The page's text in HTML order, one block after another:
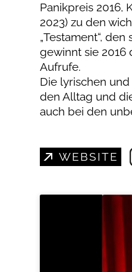
Panikpreis 2016,
2023) zu den
„Testament“,
gewinnt sie 2016
Aufrufe.
Die lyrischen
den Alltag und
auch bei den
WEBSITE